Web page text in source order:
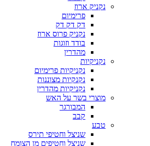
נקניק ארוז
פרימיום
דק דק דק
נקניק פרוס ארוז
בודד וזוגות
מהדרין
נקניקיות
נקניקיות פרימיום
נקנקיות מצוננות
נקניקיות מהדרין
מוצרי בשר על האש
המבורגר
קבב
טבע
שניצל וחטיפי תירס
שניצל וחטיפים מן הצומח